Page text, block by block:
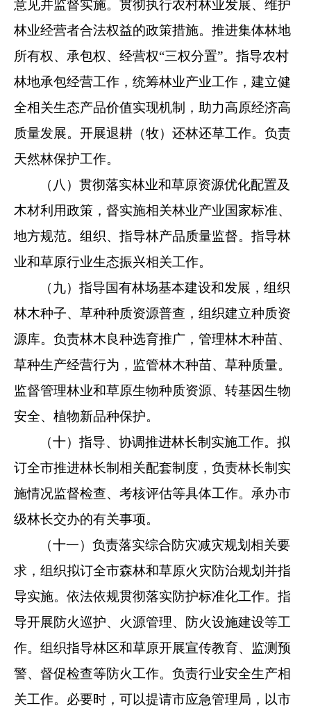
意见并监督实施。贯彻执行农村林业发展、维护
林业经营者合法权益的政策措施。推进集体林地
所有权、承包权、经营权“三权分置”。指导农村
林地承包经营工作，统筹林业产业工作，建立健
全相关生态产品价值实现机制， 助力高原经济高
质量发展。开展退耕（牧）还林还草工作。负责
天然林保护工作。
（八）贯彻落实林业和草原资源优化配置及
木材利用政策， 督实施相关林业产业国家标准、
地方规范。组织、指导林产品质量监督。指导林
业和草原行业生态振兴相关工作。
（九）指导国有林场基本建设和发展，组织
林木种子、草种种质资源普查，组织建立种质资
源库。负责林木良种选育推广， 管理林木种苗、
草种生产经营行为，监管林木种苗、草种质量。
监督管理林业和草原生物种质资源、转基因生物
安全、植物新品种保护。
（十）指导、协调推进林长制实施工作。拟
订全市推进林长制相关配套制度，负责林长制实
施情况监督检查、考核评估等具体工作。承办市
级林长交办的有关事项。
（十一）负责落实综合防灾减灾规划相关要
求，组织拟订全市森林和草原火灾防治规划并指
导实施。依法依规贯彻落实防护标准化工作。指
导开展防火巡护、火源管理、防火设施建设等工
作。组织指导林区和草原开展宣传教育、监测预
警、督促检查等防火工作。负责行业安全生产相
关工作。必要时，可以提请市应急管理局，以市